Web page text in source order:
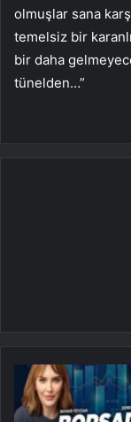
olmuşlar sana
temelsiz bir
bir daha
tünelden…”